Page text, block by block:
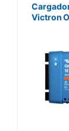
Victron